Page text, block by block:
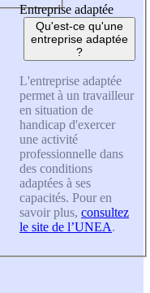
Entreprise adaptée
Qu'est-ce qu'une
entreprise adaptée
?
L'entreprise adaptée
permet à un travailleur
en situation de
handicap d'exercer
une activité
professionnelle dans
des conditions
adaptées à ses
capacités. Pour en
savoir plus, consultez
le site de l’UNEA.